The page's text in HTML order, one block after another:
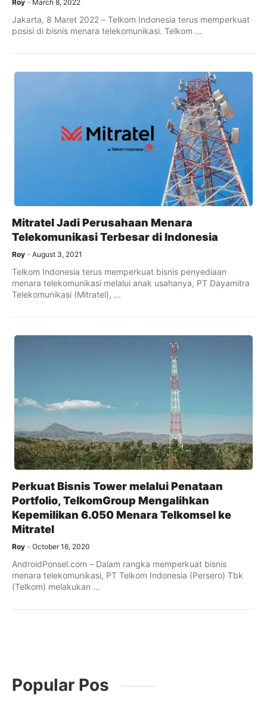
Roy March 8, 2022
Jakarta, 8 Maret 2022 – Telkom Indonesia terus memperkuat
posisi di bisnis menara telekomunikasi. Telkom ...
Mitratel Jadi Perusahaan Menara
Telekomunikasi Terbesar di Indonesia
Roy August 3, 2021
Telkom Indonesia terus memperkuat bisnis penyediaan
menara telekomunikasi melalui anak usahanya, PT Dayamitra
Telekomunikasi (Mitratel), ...
Perkuat Bisnis Tower melalui Penataan
Portfolio, TelkomGroup Mengalihkan
Kepemilikan 6.050 Menara Telkomsel ke
Mitratel
Roy October 16, 2020
AndroidPonsel.com – Dalam rangka memperkuat bisnis
menara telekomunikasi, PT Telkom Indonesia (Persero) Tbk
(Telkom) melakukan ...
Popular Pos